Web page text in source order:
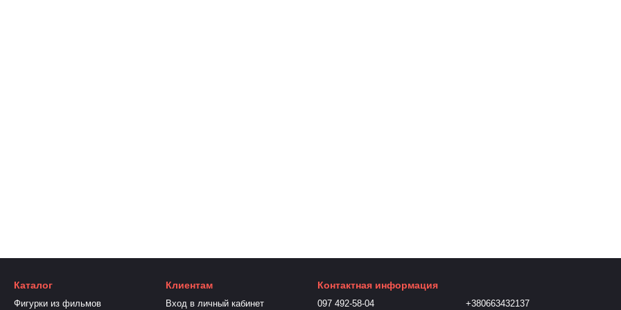
Каталог
Фигурки из фильмов
Клиентам
Вход в личный кабинет
Контактная информация
097 492-58-04 +380663432137